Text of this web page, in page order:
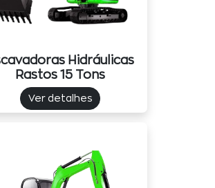
Hidráulicas
Rastos 15 Tons
Ver detalhes